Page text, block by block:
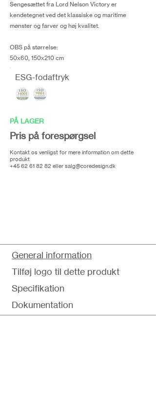
Sengesættet fra Lord Nelson Victory er
kendetegnet ved det klassiske og maritime
mønster og farver og høj kvalitet.
OBS på størrelse:
50x60, 150x210 cm
ESG-fodaftryk
PÅ LAGER
Pris på forespørgsel
Kontakt os venligst for mere information om dette
produkt
+45 62 61 82 82 eller salg@coredesign.dk
General information
Tilføj logo til dette produkt
Specifikation
Dokumentation